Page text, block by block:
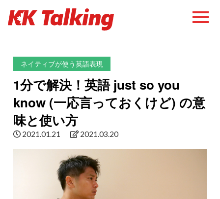
ネイティブが使う英語表現
1分で解決！英語 just so you
know (一応言っておくけど) の意
味と使い方
2021.01.21 2021.03.20